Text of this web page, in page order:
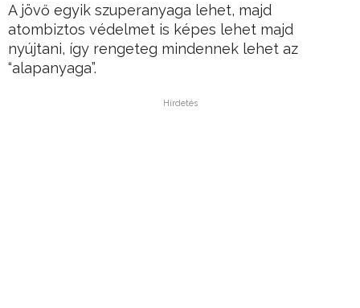
A jövő egyik szuperanyaga lehet, majd
atombiztos védelmet is képes lehet majd
nyújtani, így rengeteg mindennek lehet az
“alapanyaga”.
Hirdetés